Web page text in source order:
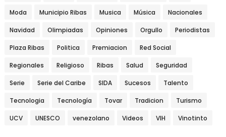
Moda Municipio Ribas Musica Música Nacionales
Navidad Olimpiadas Opiniones Orgullo Periodistas
Plaza Ribas Politica Premiacion Red Social
Regionales Religioso Ribas Salud Seguridad
Serie Serie del Caribe SIDA Sucesos Talento
Tecnologia Tecnología Tovar Tradicion Turismo
UCV UNESCO venezolano Videos VIH Vinotinto